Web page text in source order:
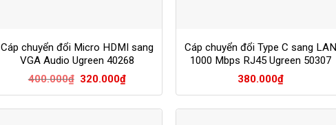
Cáp chuyển đổi Micro HDMI sang
VGA Audio Ugreen 40268
400.000₫ Giá
là:
400.000₫.
320.000₫Giá
tại
là:
Cáp chuyển đổi Type C sang LAN
1000 Mbps RJ45 Ugreen 50307
380.000₫